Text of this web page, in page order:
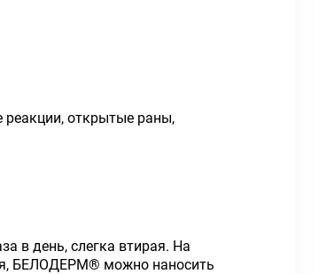
реакции, открытые раны,
в день, слегка втирая. На
БЕЛОДЕРМ® можно наносить